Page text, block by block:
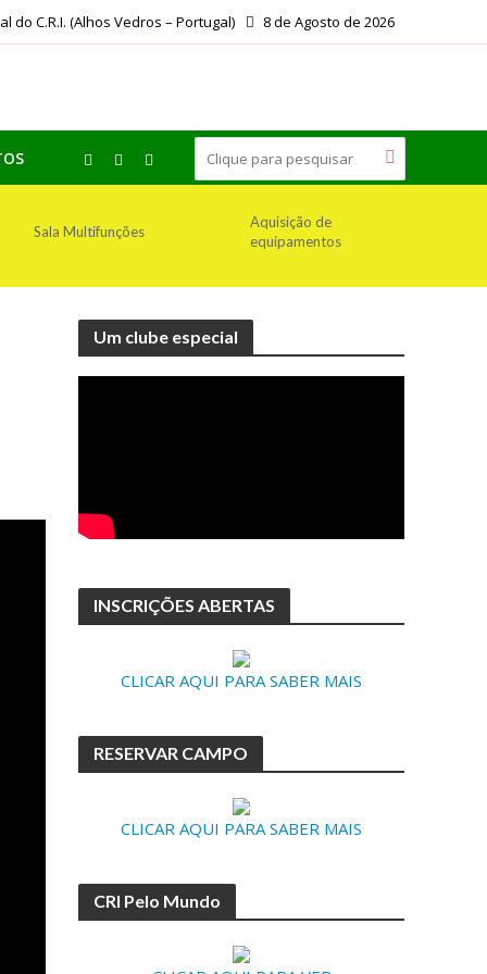
do C.R.I. (Alhos Vedros – Portugal) 8 de Agosto de 2026
Sala Multifunções
Aquisição de
equipamentos
Um clube especial
INSCRIÇÕES ABERTAS
CLICAR AQUI PARA SABER MAIS
RESERVAR CAMPO
CLICAR AQUI PARA SABER MAIS
CRI Pelo Mundo